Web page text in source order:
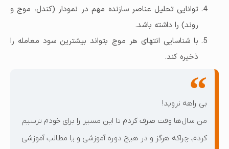
توانایی تحلیل عناصر سازنده مهم در نمودار (کندل، موج و
روند) را داشته باشد.
با شناسایی انتهای هر موج بتواند بیشترین سود معامله را
ذخیره کند.
بی راهه نروید!
من سال‌ها وقت صرف کردم تا این مسیر را برای خودم ترسیم
کردم. چراکه هرگز و در هیچ دوره آموزشی و یا مطالب آموزشی